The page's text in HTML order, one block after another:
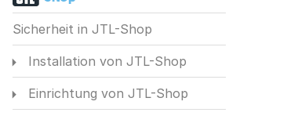
Sicherheit in JTL-Shop
Installation von JTL-Shop
Einrichtung von JTL-Shop